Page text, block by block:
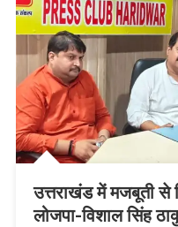
पार्षद
कैलाश
भट्ट
ने
जांच
और
कार्रवाई
की
उत्तराखंड में मजबूती से
लोजपा-विशाल सिंह